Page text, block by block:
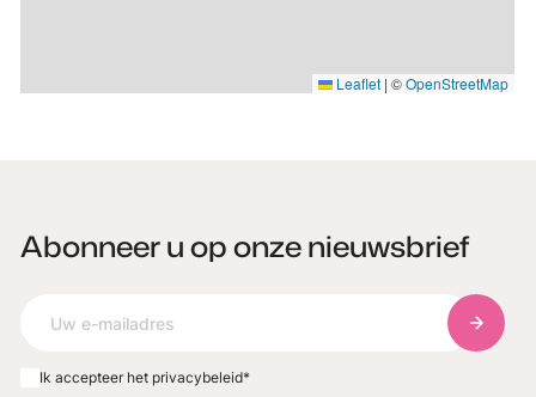
Leaflet | ©OpenStreetMap
Abonneer u op onze nieuwsbrief
Ik accepteer het privacybeleid*